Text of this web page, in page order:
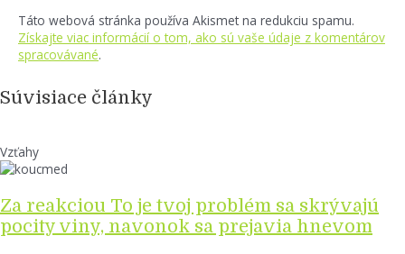
Táto webová stránka používa Akismet na redukciu spamu.
Získajte viac informácií o tom, ako sú vaše údaje z komentárov
spracovávané.
Súvisiace články
Vzťahy
Za reakciou To je tvoj problém sa skrývajú
pocity viny, navonok sa prejavia hnevom